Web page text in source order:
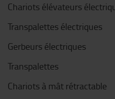
Chariots élévateurs
Transpalettes électriques
Gerbeurs électriques
Transpalettes
Chariots à mât rétractable